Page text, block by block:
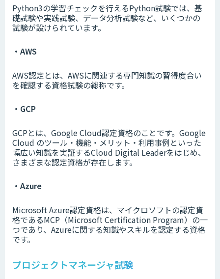
Python3の学習チェックを行えるPython試験では、基
礎試験や実践試験、データ分析試験など、いくつかの
試験が設けられています。
・AWS
AWS認定とは、AWSに関連する専門知識の習得度合い
を確認する資格試験の総称です。
・GCP
GCPとは、Google Cloud認定資格のことです。Google
Cloud のツール・機能・メリット・利用事例といった
幅広い知識を実証するCloud Digital Leaderをはじめ、
さまざまな認定資格が存在します。
・Azure
Microsoft Azure認定資格は、マイクロソフトの認定資
格であるMCP（Microsoft Certification Program）の一
つであり、Azureに関する知識やスキルを認定する資格
です。
プロジェクトマネージャ試験